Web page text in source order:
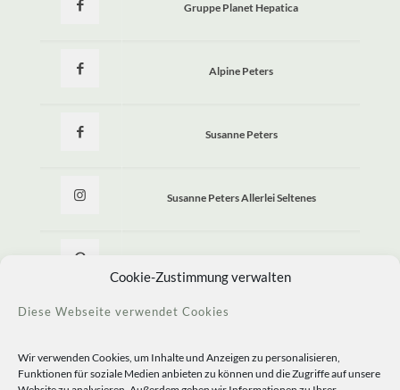
Cookie-Zustimmung verwalten
Diese Webseite verwendet Cookies
Wir verwenden Cookies, um Inhalte und Anzeigen zu personalisieren,
Funktionen für soziale Medien anbieten zu können und die Zugriffe auf unsere
Gruppe Planet Hepatica
Alpine Peters
Susanne Peters
Susanne Peters Allerlei Seltenes